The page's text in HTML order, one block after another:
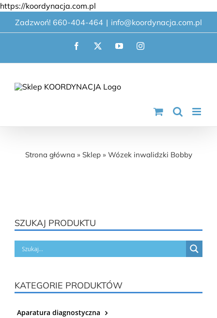
https://koordynacja.com.pl
do
zawartości
Zadzwoń! 660-404-464 | info@koordynacja.com.pl
Facebook
X YouTubeInstagram
Strona główna » Sklep» Wózek inwalidzki Bobby
SZUKAJ PRODUKTU
KATEGORIE PRODUKTÓW
Aparatura diagnostyczna